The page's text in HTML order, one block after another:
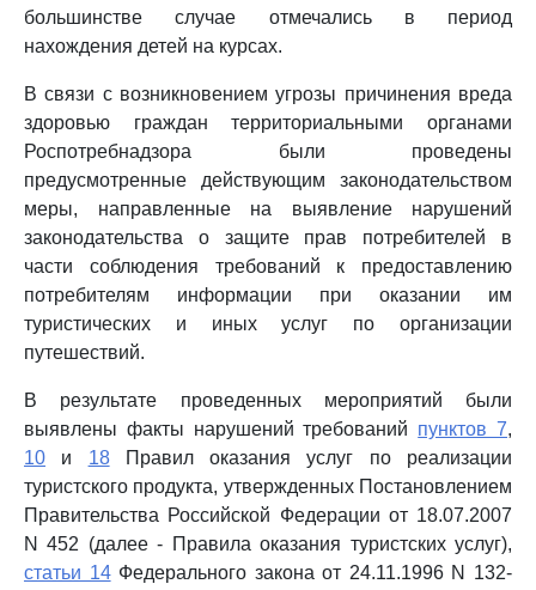
большинстве случае отмечались в период
нахождения детей на курсах.
В связи с возникновением угрозы причинения вреда
здоровью граждан территориальными органами
Роспотребнадзора были проведены
предусмотренные действующим законодательством
меры, направленные на выявление нарушений
законодательства о защите прав потребителей в
части соблюдения требований к предоставлению
потребителям информации при оказании им
туристических и иных услуг по организации
путешествий.
В результате проведенных мероприятий были
выявлены факты нарушений требований пунктов 7,
10 и 18Правил оказания услуг по реализации
туристского продукта, утвержденных Постановлением
Правительства Российской Федерации от 18.07.2007
N 452 (далее - Правила оказания туристских услуг),
статьи 14Федерального закона от 24.11.1996 N 132-